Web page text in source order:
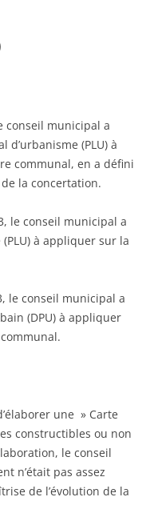
conseil municipal a
d’urbanisme (PLU) à
communal, en a défini
la concertation.
le conseil municipal a
à appliquer sur la
le conseil municipal a
(DPU) à appliquer
une » Carte
constructibles ou non
le conseil
n’était pas assez
de l’évolution de la